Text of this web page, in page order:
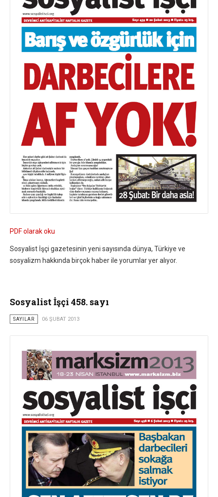
PDF olarak oku
Sosyalist İşçi gazetesinin yeni sayısında dünya, Türkiye ve
sosyalizm hakkında birçok haber ile yorumlar yer alıyor.
Sosyalist İşçi 458. sayı
SAYILAR 06 ŞUBAT 2013